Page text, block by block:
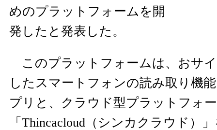
めのプラットフォームを開
発したと発表した。
このプラットフォームは、おサ
したスマートフォンの読み取り機
プリと、クラウド型プラットフォ
「Thincacloud（シンカクラウド）